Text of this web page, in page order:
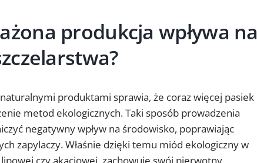
produkcja wpływa na
produktami sprawia, że coraz więcej pasiek
metod ekologicznych. Taki sposób prowadzenia
negatywny wpływ na środowisko, poprawiając
zapylaczy. Właśnie dzięki temu miód ekologiczny w